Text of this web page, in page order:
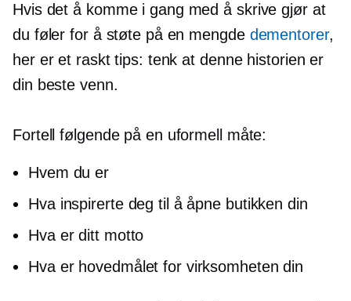
Hvis det å komme i gang med å skrive gjør at
du føler for å støte på en mengde dementorer,
her er et raskt tips: tenk at denne historien er
din beste venn.
Fortell følgende på en uformell måte:
Hvem du er
Hva inspirerte deg til å åpne butikken din
Hva er ditt motto
Hva er hovedmålet for virksomheten din